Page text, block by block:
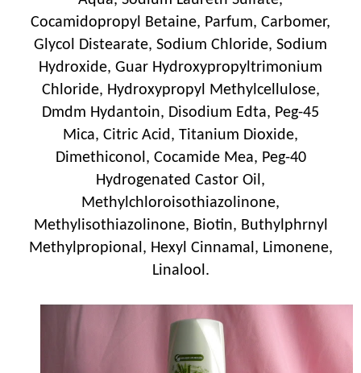
Cocamidopropyl Betaine, Parfum, Carbomer,
Glycol Distearate, Sodium Chloride, Sodium
Hydroxide, Guar Hydroxypropyltrimonium
Chloride, Hydroxypropyl Methylcellulose,
Dmdm Hydantoin, Disodium Edta, Peg-45
Mica, Citric Acid, Titanium Dioxide,
Dimethiconol, Cocamide Mea, Peg-40
Hydrogenated Castor Oil,
Methylchloroisothiazolinone,
Methylisothiazolinone, Biotin, Buthylphrnyl
Methylpropional, Hexyl Cinnamal, Limonene,
Linalool.